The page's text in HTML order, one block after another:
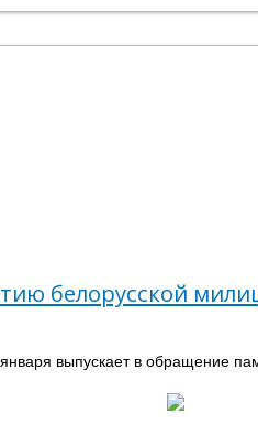
белорусской
выпускает в обращение